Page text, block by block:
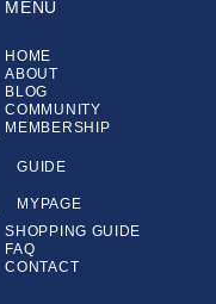
MENU
HOME
ABOUT
BLOG
COMMUNITY
MEMBERSHIP
GUIDE
MYPAGE
SHOPPING GUIDE
FAQ
CONTACT